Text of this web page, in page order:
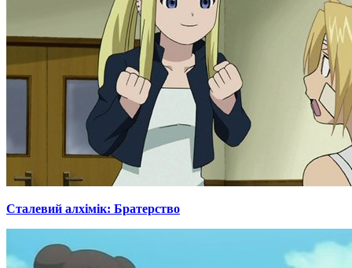
Сталевий алхімік: Братерство